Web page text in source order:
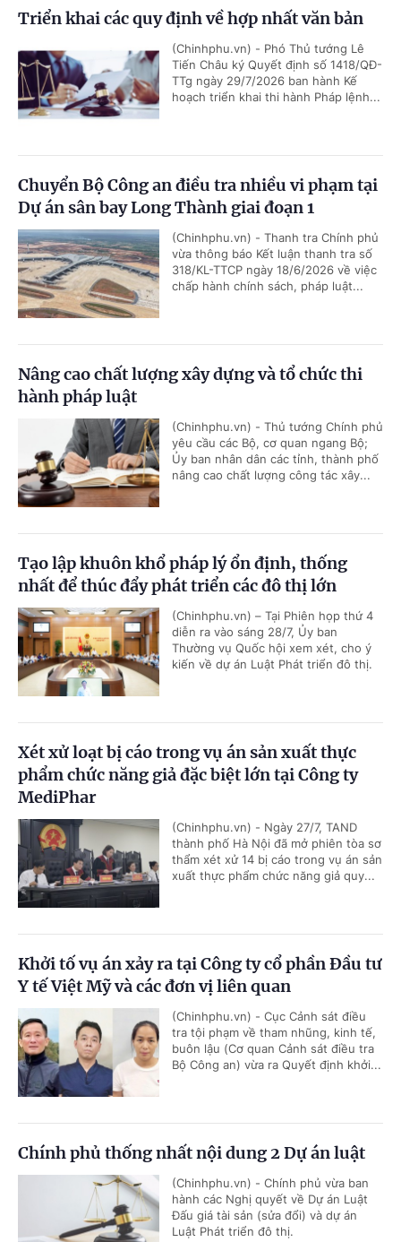
Triển khai các quy định về hợp nhất văn bản
(Chinhphu.vn) - Phó Thủ tướng Lê
Tiến Châu ký Quyết định số 1418/QĐ-
TTg ngày 29/7/2026 ban hành Kế
hoạch triển khai thi hành Pháp lệnh...
Chuyển Bộ Công an điều tra nhiều vi phạm tại
Dự án sân bay Long Thành giai đoạn 1
(Chinhphu.vn) - Thanh tra Chính phủ
vừa thông báo Kết luận thanh tra số
318/KL-TTCP ngày 18/6/2026 về việc
chấp hành chính sách, pháp luật...
Nâng cao chất lượng xây dựng và tổ chức thi
hành pháp luật
(Chinhphu.vn) - Thủ tướng Chính phủ
yêu cầu các Bộ, cơ quan ngang Bộ;
Ủy ban nhân dân các tỉnh, thành phố
nâng cao chất lượng công tác xây...
Tạo lập khuôn khổ pháp lý ổn định, thống
nhất để thúc đẩy phát triển các đô thị lớn
(Chinhphu.vn) – Tại Phiên họp thứ 4
diễn ra vào sáng 28/7, Ủy ban
Thường vụ Quốc hội xem xét, cho ý
kiến về dự án Luật Phát triển đô thị.
Xét xử loạt bị cáo trong vụ án sản xuất thực
phẩm chức năng giả đặc biệt lớn tại Công ty
MediPhar
(Chinhphu.vn) - Ngày 27/7, TAND
thành phố Hà Nội đã mở phiên tòa sơ
thẩm xét xử 14 bị cáo trong vụ án sản
xuất thực phẩm chức năng giả quy...
Khởi tố vụ án xảy ra tại Công ty cổ phần Đầu tư
Y tế Việt Mỹ và các đơn vị liên quan
(Chinhphu.vn) - Cục Cảnh sát điều
tra tội phạm về tham nhũng, kinh tế,
buôn lậu (Cơ quan Cảnh sát điều tra
Bộ Công an) vừa ra Quyết định khởi...
Chính phủ thống nhất nội dung 2 Dự án luật
(Chinhphu.vn) - Chính phủ vừa ban
hành các Nghị quyết về Dự án Luật
Đấu giá tài sản (sửa đổi) và dự án
Luật Phát triển đô thị.